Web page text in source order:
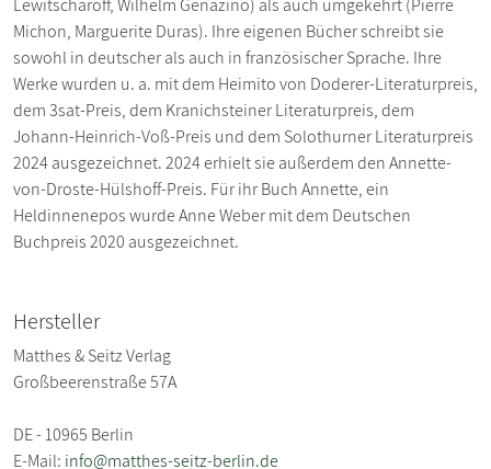
Michon, Marguerite Duras). Ihre eigenen Bücher schreibt sie
sowohl in deutscher als auch in französischer Sprache. Ihre
Werke wurden u. a. mit dem Heimito von Doderer-Literaturpreis,
dem 3sat-Preis, dem Kranichsteiner Literaturpreis, dem
Johann-Heinrich-Voß-Preis und dem Solothurner Literaturpreis
2024 ausgezeichnet. 2024 erhielt sie außerdem den Annette-
von-Droste-Hülshoff-Preis. Für ihr Buch Annette, ein
Heldinnenepos wurde Anne Weber mit dem Deutschen
Buchpreis 2020 ausgezeichnet.
Hersteller
Matthes & Seitz Verlag
Großbeerenstraße 57A
DE - 10965 Berlin
E-Mail: info@matthes-seitz-berlin.de